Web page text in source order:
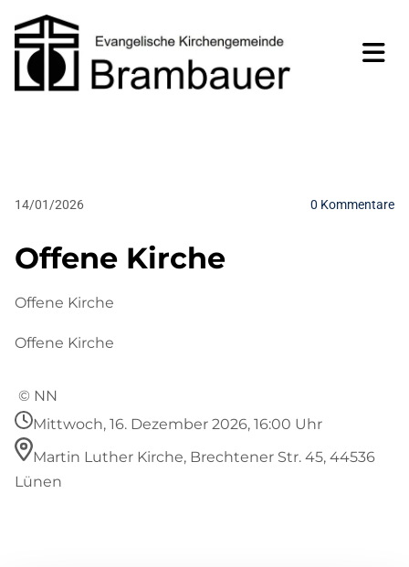
14/01/2026 0 Kommentare
Offene Kirche
Offene Kirche
Offene Kirche
© NN
Mittwoch, 16. Dezember 2026, 16:00 Uhr
Martin Luther Kirche, Brechtener Str. 45, 44536
Lünen